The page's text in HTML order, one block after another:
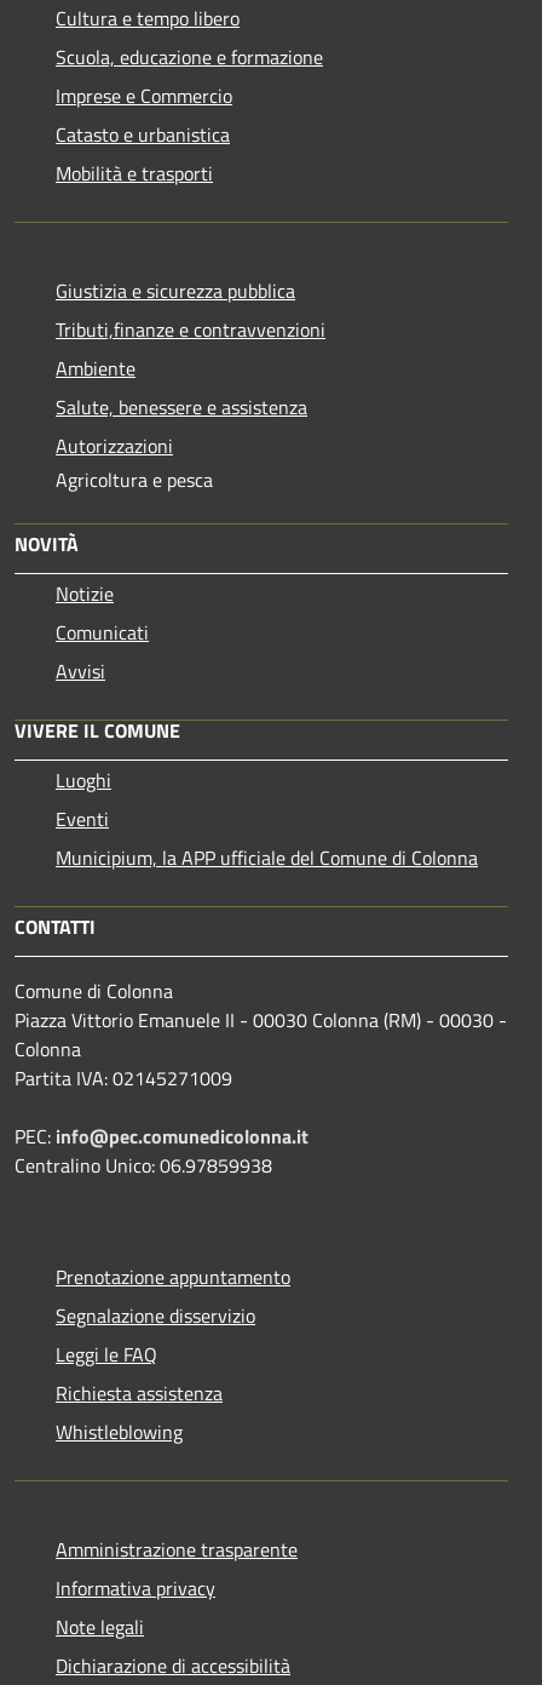
Cultura e tempo libero
Scuola, educazione e formazione
Imprese e Commercio
Catasto e urbanistica
Mobilità e trasporti
Giustizia e sicurezza pubblica
Tributi,finanze e contravvenzioni
Ambiente
Salute, benessere e assistenza
Autorizzazioni
Agricoltura e pesca
NOVITÀ
Notizie
Comunicati
Avvisi
VIVERE IL COMUNE
Luoghi
Eventi
Municipium, la APP ufficiale del Comune di Colonna
CONTATTI
Comune di Colonna
Piazza Vittorio Emanuele II - 00030 Colonna (RM) - 00030 -
Colonna
Partita IVA: 02145271009
PEC: info@pec.comunedicolonna.it
Centralino Unico: 06.97859938
Prenotazione appuntamento
Segnalazione disservizio
Leggi le FAQ
Richiesta assistenza
Whistleblowing
Amministrazione trasparente
Informativa privacy
Note legali
Dichiarazione di accessibilità